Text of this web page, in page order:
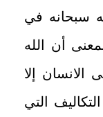
سبحانه في
أن الله
إلا
التي